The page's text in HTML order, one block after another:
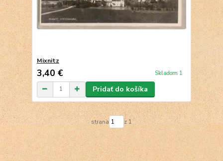
Mixnitz
3,40 € Skladom 1
Pridať do košíka
strana z 1